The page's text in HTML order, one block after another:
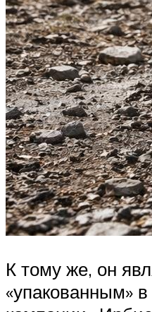
К тому же, он
«упакованным»